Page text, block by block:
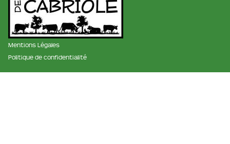
Mentions Légales
Politique de confidentialité